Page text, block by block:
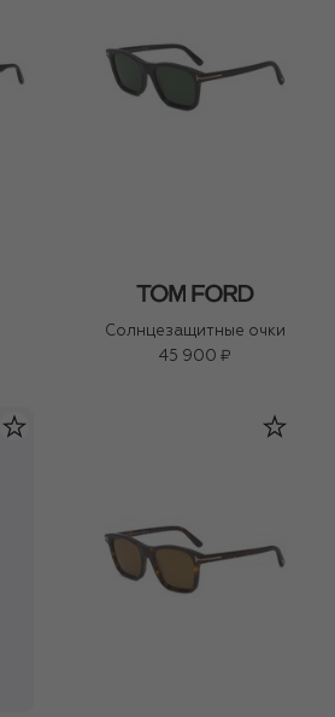
Солнцезащитные очки
45 900 ₽